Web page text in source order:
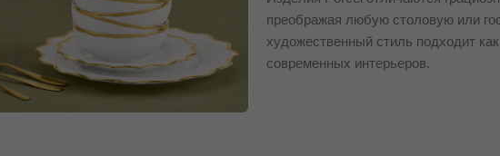
преображая любую столовую или
художественный стиль подходит
современных интерьеров.